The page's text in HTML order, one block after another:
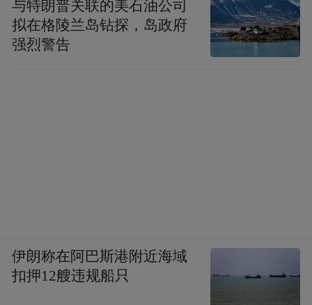
与特朗普关联的美石油公司
拟在格陵兰岛钻探，岛政府
强烈警告
伊朗称在阿巴斯港附近海域
扣押12艘违规船只